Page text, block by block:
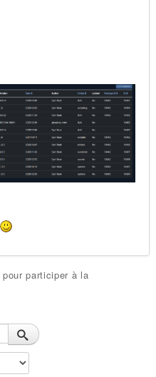
pour participer à la